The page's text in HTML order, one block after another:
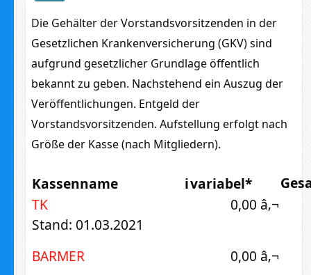
Die Gehälter der Vorstandsvorsitzenden in der
Gesetzlichen Krankenversicherung (GKV) sind
aufgrund gesetzlicher Grundlage öffentlich
bekannt zu geben. Nachstehend ein Auszug der
Veröffentlichungen. Entgeld der
Vorstandsvorsitzenden. Aufstellung erfolgt nach
Größe der Kasse (nach Mitgliedern).
Kassenname ivariabel*
TK
0,00 â‚¬
Stand: 01.03.2021
BARMER
0,00 â‚¬